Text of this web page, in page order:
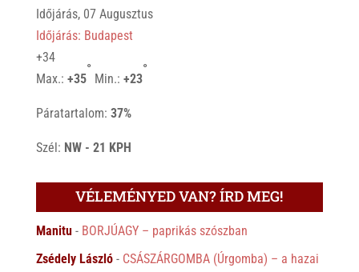
Időjárás, 07 Augusztus
Időjárás: Budapest
+34
Max.: +35
°
Min.: +23
°
Páratartalom: 37%
Szél: NW - 21 KPH
VÉLEMÉNYED VAN? ÍRD MEG!
Manitu- BORJÚAGY – paprikás szószban
Zsédely László- CSÁSZÁRGOMBA (Úrgomba) – a hazai